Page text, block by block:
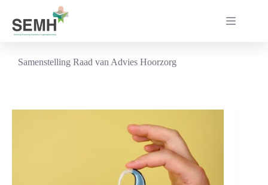
inhoud
Samenstelling Raad van Advies Hoorzorg